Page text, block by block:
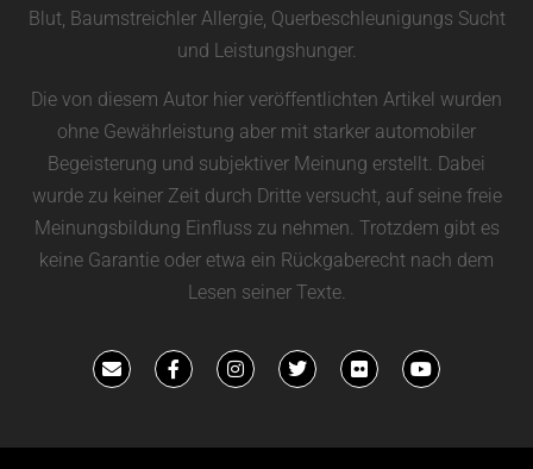
Blut, Baumstreichler Allergie, Querbeschleunigungs Sucht
und Leistungshunger.
Die von diesem Autor hier veröffentlichten Artikel wurden
ohne Gewährleistung aber mit starker automobiler
Begeisterung und subjektiver Meinung erstellt. Dabei
wurde zu keiner Zeit durch Dritte versucht, auf seine freie
Meinungsbildung Einfluss zu nehmen. Trotzdem gibt es
keine Garantie oder etwa ein Rückgaberecht nach dem
Lesen seiner Texte.